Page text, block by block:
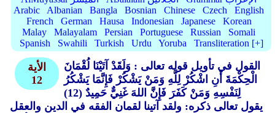
Arabic
Albanian Bangla Bosnian Chinese Czech
English
French
German Hausa Indonesian Japanese
Korean
Malay
Malayalam Persian Portuguese Russian
Somali
Spanish
Swahili Turkish Urdu Yoruba Transliteration [+]
الأية
12
القول في تأويل قوله تعالى : وَلَقَدْ آتَيْنَا لُقْمَانَ
الْحِكْمَةَ أَنِ اشْكُرْ لِلَّهِ وَمَنْ يَشْكُرْ فَإِنَّمَا يَشْكُرُ
لِنَفْسِهِ وَمَنْ كَفَرَ فَإِنَّ اللهَ غَنِيٌّ حَمِيدٌ (12)
يقول تعالى ذكره: ولقد آتينا لقمان الفقه في الدين والعقل